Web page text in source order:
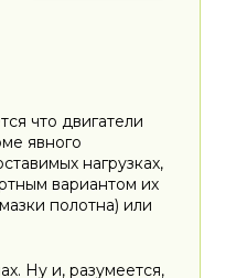
что двигатели
явного
нагрузках,
вариантом их
полотна) или
Ну и, разумеется,